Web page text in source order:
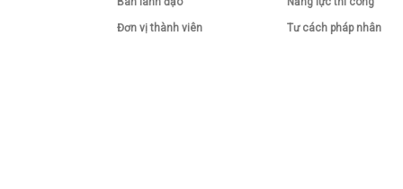
Đơn vị thành viên Tư cách pháp nhân